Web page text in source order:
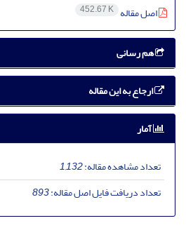
اصل مقاله 452.67 K
هم رسانی
ارجاع به این مقاله
آمار
تعداد مشاهده مقاله:1,132
تعداد دریافت فایل اصل مقاله:893